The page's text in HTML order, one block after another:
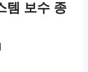
템 보수 종